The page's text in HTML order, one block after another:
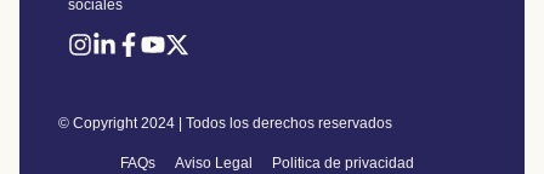
sociales
© Copyright 2024 | Todos los derechos reservados
FAQs Aviso Legal Politica de privacidad